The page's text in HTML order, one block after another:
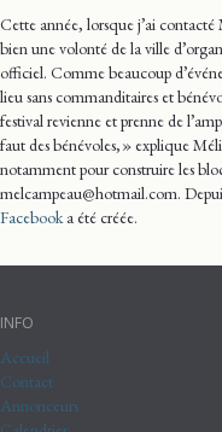
Cette année, lorsque j’ai contacté
bien une volonté de la ville
officiel. Comme beaucoup
lieu sans commanditaires et
festival revienne et prenne de
faut des bénévoles, » explique
notamment pour construire les
melcampeau@hotmail.com.
Facebooka été créée.
INFO
Accueil
Contact
Annonceurs